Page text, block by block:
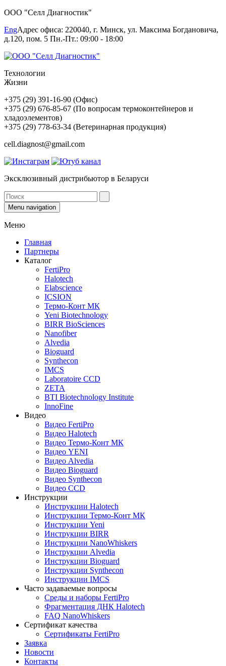
ООО "Селл Диагностик"
EngАдрес офиса: 220040, г. Минск, ул. Максима Богдановича,
д.120, пом. 5 Пн.-Пт.: 09:00 - 18:00
Технологии
Жизни
+375 (29) 391-16-90 (Офис)
+375 (29) 676-85-67 (По вопросам термоконтейнеров и
хладоэлементов)
+375 (29) 778-63-34 (Ветеринарная продукция)
cell.diagnost@gmail.com
Эксклюзивный дистрибьютор в Беларуси
Menu navigation
Меню
Главная
Партнеры
Каталог
FertiPro
Halotech
Elabscience
ICSION
Термо-Конт МК
Yeni Biotechnology
BIRR BioSciences
Nanofiber
Alvedia
Bioguard
Synthecon
IMCS
Laboratoire CCD
ZETA
BTI Biotechnology Institute
InnoFine
Видео
Видео FertiPro
Видео Halotech
Видео Термо-Конт МК
Видео YENI
Видео Alvedia
Видео Bioguard
Видео Synthecon
Видео CCD
Инструкции
Инструкции Halotech
Инструкции Термо-Конт МК
Инструкции Yeni
Инструкции BIRR
Инструкции NanoWhiskers
Инструкции Alvedia
Инструкции Bioguard
Инструкции Synthecon
Инструкции IMCS
Часто задаваемые вопросы
Среды и наборы FertiPro
Фрагментация ДНК Halotech
FAQ NanoWhiskers
Сертификат качества
Сертификаты FertiPro
Заявка
Новости
Контакты